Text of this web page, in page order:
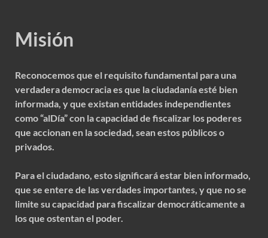
Misión
Reconocemos que el requisito fundamental para una
verdadera democracia es que la ciudadanía esté bien
informada, y que existan entidades independientes
como “alDía” con la capacidad de fiscalizar los poderes
que accionan en la sociedad, sean estos públicos o
privados.
Para el ciudadano, esto significará estar bien informado,
que se entere de las verdades importantes, y que no se
limite su capacidad para fiscalizar democráticamente a
los que ostentan el poder.